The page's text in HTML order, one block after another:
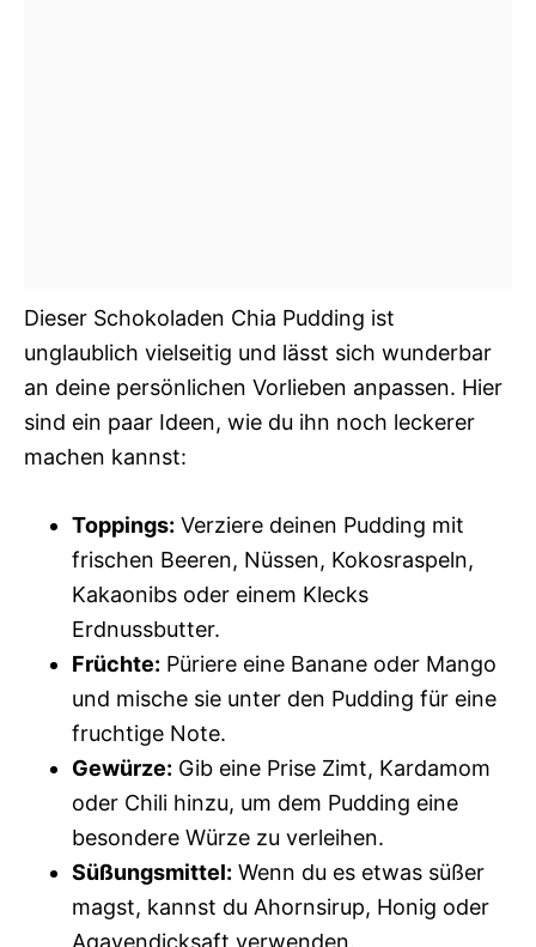
Dieser Schokoladen Chia Pudding ist
unglaublich vielseitig und lässt sich wunderbar
an deine persönlichen Vorlieben anpassen. Hier
sind ein paar Ideen, wie du ihn noch leckerer
machen kannst:
Toppings: Verziere deinen Pudding mit
frischen Beeren, Nüssen, Kokosraspeln,
Kakaonibs oder einem Klecks
Erdnussbutter.
Früchte: Püriere eine Banane oder Mango
und mische sie unter den Pudding für eine
fruchtige Note.
Gewürze: Gib eine Prise Zimt, Kardamom
oder Chili hinzu, um dem Pudding eine
besondere Würze zu verleihen.
Süßungsmittel: Wenn du es etwas süßer
magst, kannst du Ahornsirup, Honig oder
Agavendicksaft verwenden.